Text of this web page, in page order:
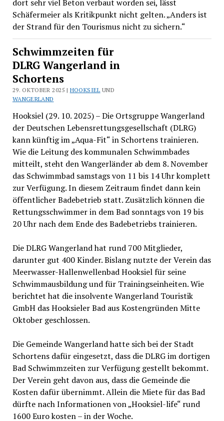
dort sehr viel Beton verbaut worden sei, lässt
Schäfermeier als Kritikpunkt nicht gelten. „Anders ist
der Strand für den Tourismus nicht zu sichern.“
Schwimmzeiten für
DLRG Wangerland in
Schortens
29. OKTOBER 2025 | HOOKSIEL UND
WANGERLAND
Hooksiel (29. 10. 2025) – Die Ortsgruppe Wangerland
der Deutschen Lebensrettungsgesellschaft (DLRG)
kann künftig im „Aqua-Fit“ in Schortens trainieren.
Wie die Leitung des kommunalen Schwimmbades
mitteilt, steht den Wangerländer ab dem 8. November
das Schwimmbad samstags von 11 bis 14 Uhr komplett
zur Verfügung. In diesem Zeitraum findet dann kein
öffentlicher Badebetrieb statt. Zusätzlich können die
Rettungsschwimmer in dem Bad sonntags von 19 bis
20 Uhr nach dem Ende des Badebetriebs trainieren.
Die DLRG Wangerland hat rund 700 Mitglieder,
darunter gut 400 Kinder. Bislang nutzte der Verein das
Meerwasser-Hallenwellenbad Hooksiel für seine
Schwimmausbildung und für Trainingseinheiten. Wie
berichtet hat die insolvente Wangerland Touristik
GmbH das Hooksieler Bad aus Kostengründen Mitte
Oktober geschlossen.
Die Gemeinde Wangerland hatte sich bei der Stadt
Schortens dafür eingesetzt, dass die DLRG im dortigen
Bad Schwimmzeiten zur Verfügung gestellt bekommt.
Der Verein geht davon aus, dass die Gemeinde die
Kosten dafür übernimmt. Allein die Miete für das Bad
dürfte nach Informationen von „Hooksiel-life“ rund
1600 Euro kosten – in der Woche.